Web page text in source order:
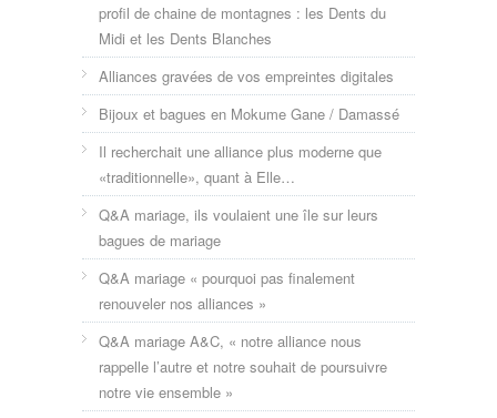
profil de chaine de montagnes : les Dents du
Midi et les Dents Blanches
Alliances gravées de vos empreintes digitales
Bijoux et bagues en Mokume Gane / Damassé
Il recherchait une alliance plus moderne que
«traditionnelle», quant à Elle…
Q&A mariage, ils voulaient une île sur leurs
bagues de mariage
Q&A mariage « pourquoi pas finalement
renouveler nos alliances »
Q&A mariage A&C, « notre alliance nous
rappelle l’autre et notre souhait de poursuivre
notre vie ensemble »